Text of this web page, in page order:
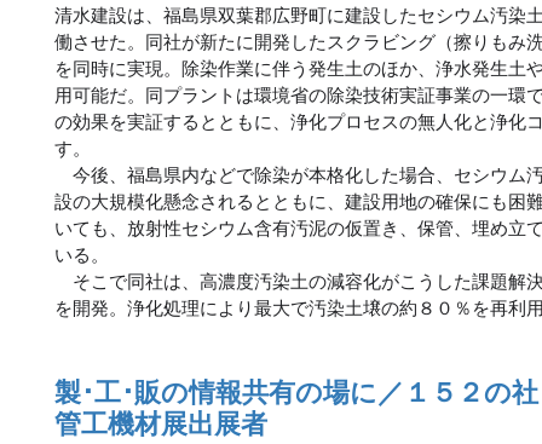
清水建設は、福島県双葉郡広野町に建設したセシウム汚染
働させた。同社が新たに開発したスクラビング（擦りもみ
を同時に実現。除染作業に伴う発生土のほか、浄水発生土
用可能だ。同プラントは環境省の除染技術実証事業の一環
の効果を実証するとともに、浄化プロセスの無人化と浄化
す。
今後、福島県内などで除染が本格化した場合、セシウム
設の大規模化懸念されるとともに、建設用地の確保にも困
いても、放射性セシウム含有汚泥の仮置き、保管、埋め立
いる。
そこで同社は、高濃度汚染土の減容化がこうした課題解
を開発。浄化処理により最大で汚染土壌の約８０％を再利
製･工･販の情報共有の場に／１５２の
管工機材展出展者